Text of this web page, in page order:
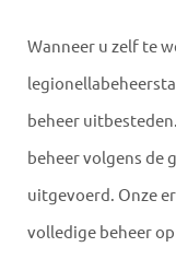
Wanneer u zelf te
beheer
beheer volgens de
uitgevoerd. Onze
volledige beheer